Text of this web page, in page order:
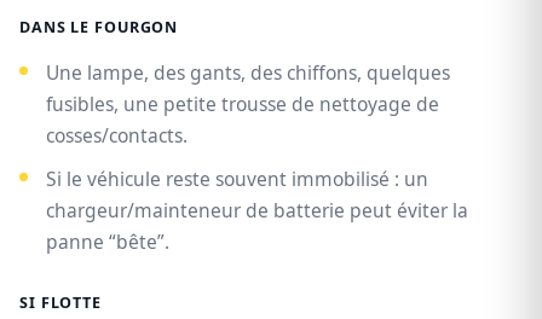
DANS LE FOURGON
Une lampe, des gants, des chiffons, quelques
fusibles, une petite trousse de nettoyage de
cosses/contacts.
Si le véhicule reste souvent immobilisé : un
chargeur/mainteneur de batterie peut éviter la
panne “bête”.
SI FLOTTE